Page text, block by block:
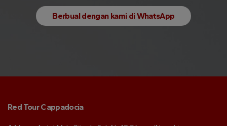
Berbual dengan kami di WhatsApp
Red Tour Cappadocia